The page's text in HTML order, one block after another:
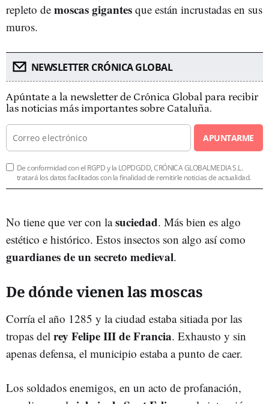
repleto de moscas gigantes que están incrustadas en sus
muros.
NEWSLETTER CRÓNICA GLOBAL
Apúntate a la newsletter de Crónica Global para recibir
las noticias más importantes sobre Cataluña.
APUNTARME
De conformidad con el RGPD y la LOPDGDD, CRÓNICA GLOBALMEDIA S.L.
tratará los datos facilitados con la finalidad de remitirle noticias de actualidad.
No tiene que ver con lasuciedad. Más bien es algo
estético e histórico. Estos insectos son algo así como
guardianes de un secreto medieval.
De dónde vienen las moscas
Corría el año 1285 y la ciudad estaba sitiada por las
tropas del rey Felipe III de Francia. Exhausto y sin
apenas defensa, el municipio estaba a punto de caer.
Los soldados enemigos, en un acto de profanación,